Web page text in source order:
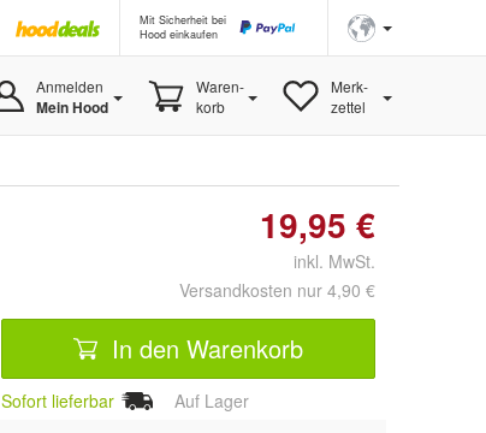
Mit Sicherheit bei
Hood einkaufen
Anmelden
Mein Hood
Waren-
korb
Merk-
zettel
19,95 €
inkl. MwSt.
Versandkosten nur 4,90 €
In den Warenkorb
Sofort lieferbar
Auf Lager